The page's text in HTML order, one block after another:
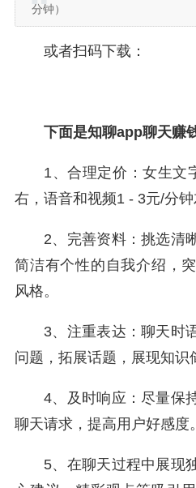
分钟）
或者扫码下载：
下面是知聊app聊天赚
1、合理定价：女生文
右，语音和视频1 - 3元/分钟
2、完善资料：挑选清
简洁有个性的自我介绍，
风格。
3、注重表达：聊天时
问题，拓展话题，展现知识
4、及时响应：尽量保
聊天请求，提高用户好感度。
5、在聊天过程中展现